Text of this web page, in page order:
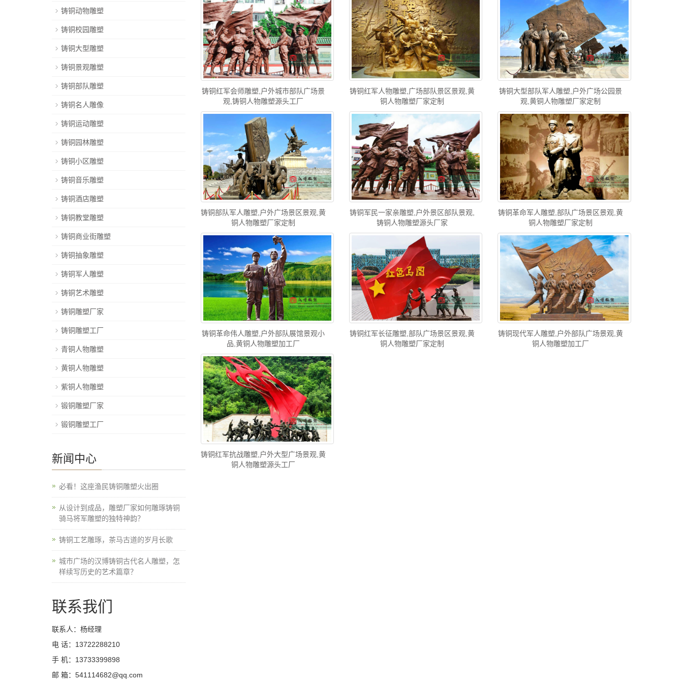
铸铜红军会师雕塑,户外城市部队广场景
观,铸铜人物雕塑源头工厂
铸铜红军人物雕塑,广场部队景区景观,黄
铜人物雕塑厂家定制
铸铜大型部队军人雕塑,户外广场公园景
观,黄铜人物雕塑厂家定制
铸铜部队军人雕塑,户外广场景区景观,黄
铜人物雕塑厂家定制
铸铜军民一家亲雕塑,户外景区部队景观,
铸铜人物雕塑源头厂家
铸铜革命军人雕塑,部队广场景区景观,黄
铜人物雕塑厂家定制
铸铜革命伟人雕塑,户外部队展馆景观小
品,黄铜人物雕塑加工厂
铸铜红军长征雕塑,部队广场景区景观,黄
铜人物雕塑厂家定制
铸铜现代军人雕塑,户外部队广场景观,黄
铜人物雕塑加工厂
铸铜红军抗战雕塑,户外大型广场景观,黄
铜人物雕塑源头工厂
铸铜动物雕塑
铸铜校园雕塑
铸铜大型雕塑
铸铜景观雕塑
铸铜部队雕塑
铸铜名人雕像
铸铜运动雕塑
铸铜园林雕塑
铸铜小区雕塑
铸铜音乐雕塑
铸铜酒店雕塑
铸铜教堂雕塑
铸铜商业街雕塑
铸铜抽象雕塑
铸铜军人雕塑
铸铜艺术雕塑
铸铜雕塑厂家
铸铜雕塑工厂
青铜人物雕塑
黄铜人物雕塑
紫铜人物雕塑
锻铜雕塑厂家
锻铜雕塑工厂
新闻中心
必看！这座渔民铸铜雕塑火出圈
从设计到成品，雕塑厂家如何雕琢铸铜
骑马将军雕塑的独特神韵？
铸铜工艺雕琢，茶马古道的岁月长歌
城市广场的汉博铸铜古代名人雕塑，怎
样续写历史的艺术篇章？
联系我们
联系人：杨经理
电 话：13722288210
手 机：13733399898
邮 箱：541114682@qq.com